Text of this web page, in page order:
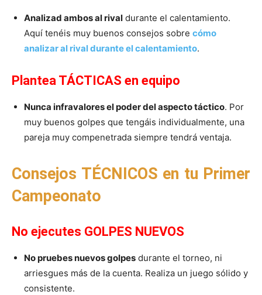
Analizad ambos al rival durante el calentamiento.
Aquí tenéis muy buenos consejos sobre cómo
analizar al rival durante el calentamiento.
Plantea TÁCTICAS en equipo
Nunca infravalores el poder del aspecto táctico. Por
muy buenos golpes que tengáis individualmente, una
pareja muy compenetrada siempre tendrá ventaja.
Consejos TÉCNICOS en tu Primer
Campeonato
No ejecutes GOLPES NUEVOS
No pruebes nuevos golpes durante el torneo, ni
arriesgues más de la cuenta. Realiza un juego sólido y
consistente.